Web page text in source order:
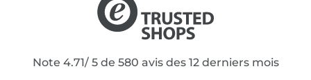
Note 4.71/ 5 de 580 avis des 12 derniers mois